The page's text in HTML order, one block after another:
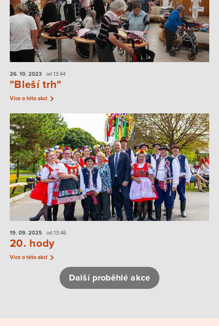
26. 10. 2023 od 13:44
"Bleší trh"
Více o této akci
19. 09. 2025 od 13:46
20. hody
Více o této akci
Další proběhlé akce